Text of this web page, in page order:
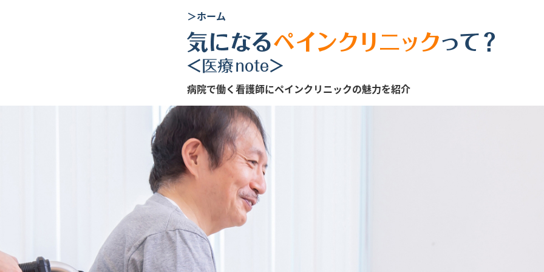
＞ホーム
病院で働く看護師にペインクリニックの魅力を紹介